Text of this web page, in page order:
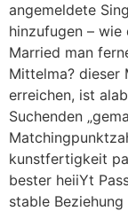
angemeldete
hinzufugen – wie
Married man
Mittelma? dieser
erreichen, ist
Suchenden
kunstfertigkeit
bester heiiYt
stable